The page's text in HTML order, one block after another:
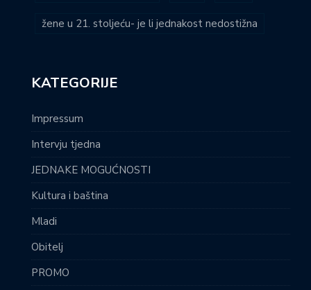
žene u 21. stoljeću- je li jednakost nedostižna
KATEGORIJE
Impressum
Intervju tjedna
JEDNAKE MOGUĆNOSTI
Kultura i baština
Mladi
Obitelj
PROMO